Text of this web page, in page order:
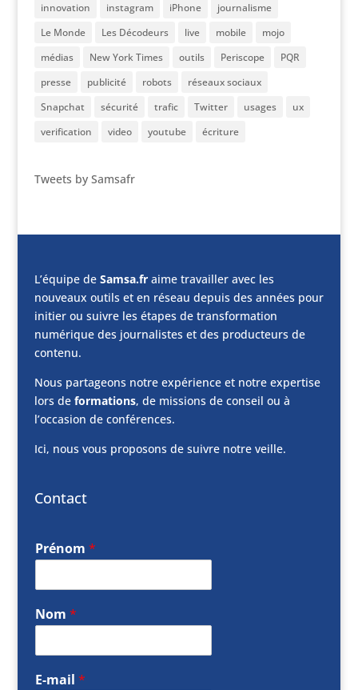
innovation
instagram iPhone
journalisme
Le Monde
Les Décodeurs live mobile
mojo
médias
New York Times outils Periscope
PQR
presse
publicité robots
réseaux sociaux
Snapchat
sécurité trafic Twitter usages
ux
verification
video youtube écriture
Tweets by Samsafr
L’équipe de Samsa.fraime travailler avec les
nouveaux outils et en réseau depuis des années pour
initier ou suivre les étapes de transformation
numérique des journalistes et des producteurs de
contenu.
Nous partageons notre expérience et notre expertise
lors de formations, de missions de conseil ou à
l’occasion de conférences.
Ici, nous vous proposons de suivre notre veille.
Contact
Prénom *
Nom *
E-mail *